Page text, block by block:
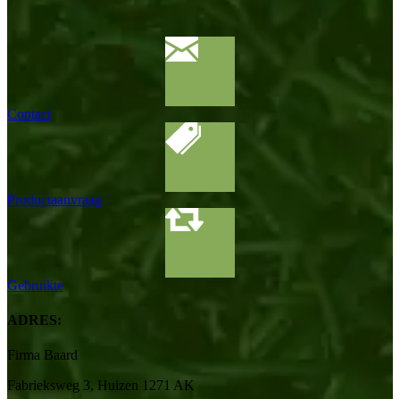
Contact
Productaanvraag
Gebruikte
ADRES:
Firma Baard
Fabrieksweg 3, Huizen 1271 AK